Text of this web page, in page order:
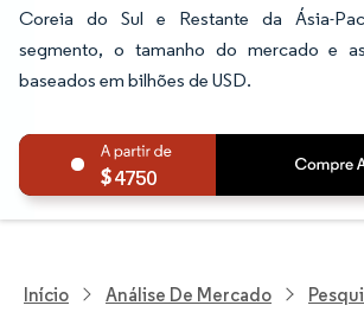
Coreia do Sul e Restante da Ásia-
segmento, o tamanho do mercado e
baseados em bilhões de USD.
4750
Início Análise De Mercado